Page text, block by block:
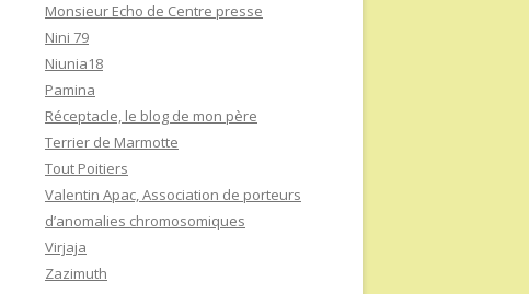
Monsieur Echo de Centre presse
Nini 79
Niunia18
Pamina
Réceptacle, le blog de mon père
Terrier de Marmotte
Tout Poitiers
Valentin Apac, Association de porteurs
d’anomalies chromosomiques
Virjaja
Zazimuth